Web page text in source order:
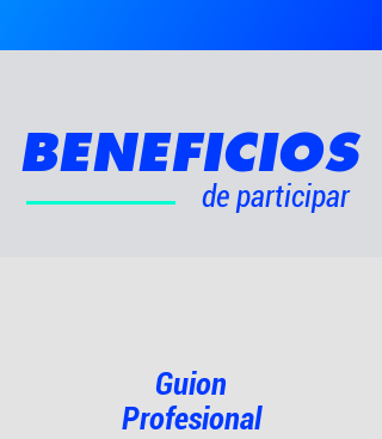
BENEFICIOS
de participar
Guion
Profesional